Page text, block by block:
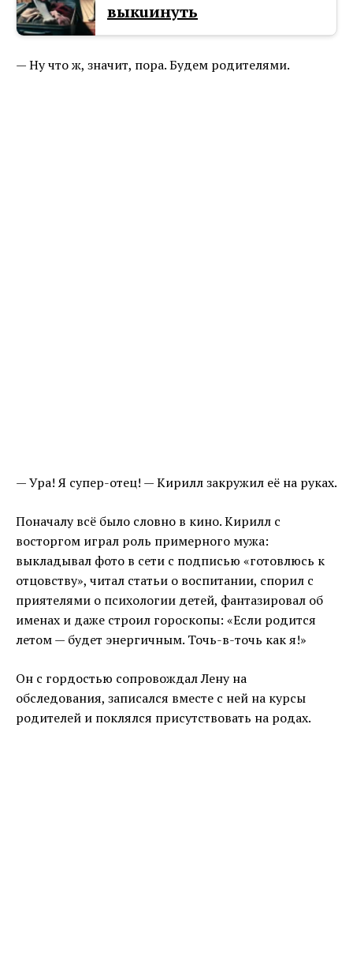
выкuинуть
— Ну что ж, значит, пора. Будем родителями.
— Ура! Я супер-отец! — Кирилл закружил её на руках.
Поначалу всё было словно в кино. Кирилл с
восторгом играл роль примерного мужа:
выкладывал фото в сети с подписью «готовлюсь к
отцовству», читал статьи о воспитании, спорил с
приятелями о психологии детей, фантазировал об
именах и даже строил гороскопы: «Если родится
летом — будет энергичным. Точь-в-точь как я!»
Он с гордостью сопровождал Лену на
обследования, записался вместе с ней на курсы
родителей и поклялся присутствовать на родах.